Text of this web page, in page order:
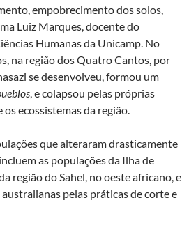
empobrecimento dos solos,
Luiz Marques, docente do
Humanas da Unicamp. No
na região dos Quatro Cantos, por
se desenvolveu, formou um
, e colapsou pelas próprias
ecossistemas da região.
que alteraram drasticamente
as populações da Ilha de
região do Sahel, no oeste africano, e
pelas práticas de corte e